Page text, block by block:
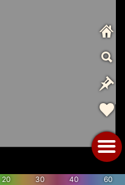
20 30 40 60